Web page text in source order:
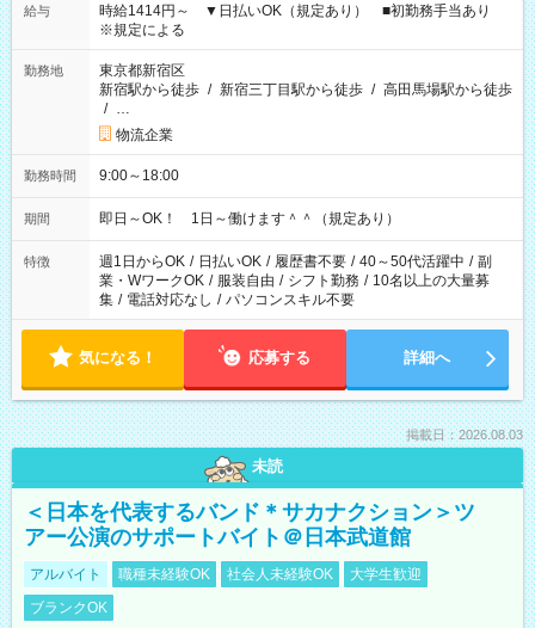
給与
時給1414円～ ▼日払いOK（規定あり） ■初勤務手当あり
※規定による
勤務地
東京都新宿区
新宿駅から徒歩 / 新宿三丁目駅から徒歩 / 高田馬場駅から徒歩
/ …
物流企業
勤務時間 9:00～18:00
期間 即日～OK！ 1日～働けます＾＾（規定あり）
特徴 週1日からOK / 日払いOK / 履歴書不要 / 40～50代活躍中 / 副
業・WワークOK / 服装自由 / シフト勤務 / 10名以上の大量募
集 / 電話対応なし / パソコンスキル不要
気になる！ 応募する 詳細へ
掲載日：2026.08.03
未読
＜日本を代表するバンド＊サカナクション＞ツ
アー公演のサポートバイト＠日本武道館
アルバイト 職種未経験OK 社会人未経験OK
大学生歓迎
ブランクOK